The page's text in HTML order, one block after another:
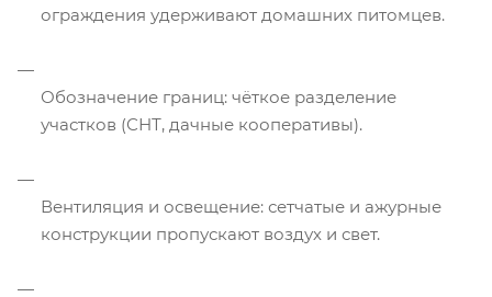
ограждения удерживают домашних питомцев.
Обозначение границ: чёткое разделение
участков (СНТ, дачные кооперативы).
Вентиляция и освещение: сетчатые и ажурные
конструкции пропускают воздух и свет.